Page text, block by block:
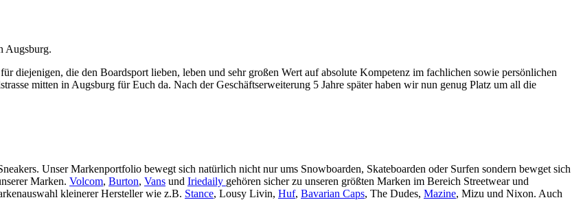
Augsburg.
diejenigen, die den Boardsport lieben, leben und sehr großen Wert auf absolute Kompetenz im fachlichen sowie persönlichen
mitten in Augsburg für Euch da. Nach der Geschäftserweiterung 5 Jahre später haben wir nun genug Platz um all die
Unser Markenportfolio bewegt sich natürlich nicht nur ums Snowboarden, Skateboarden oder Surfen sondern bewget sich
Marken. Volcom, Burton, Vans und Iriedaily gehören sicher zu unseren größten Marken im Bereich Streetwear und
kleinerer Hersteller wie z.B. Stance, Lousy Livin, Huf, Bavarian Caps, The Dudes, Mazine, Mizu und Nixon. Auch